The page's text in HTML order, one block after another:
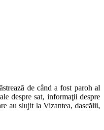
de când a fost paroh al
despre sat, informaţii despre
au slujit la Vizantea, dascălii,